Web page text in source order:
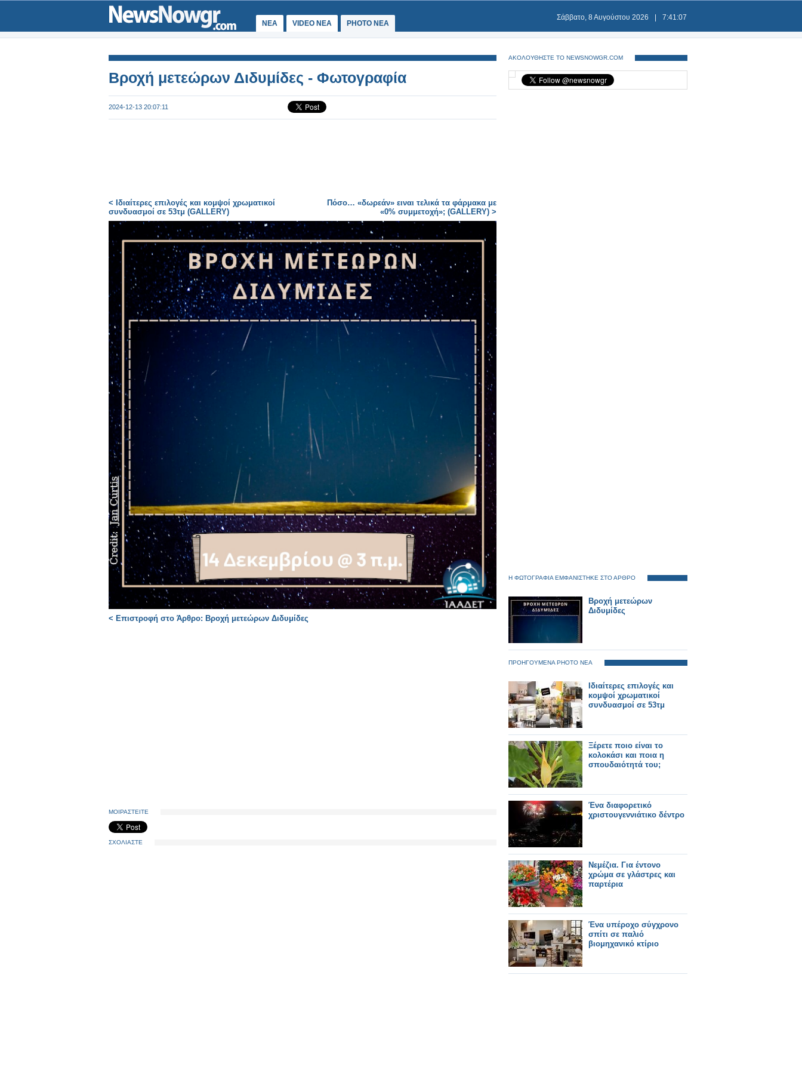
ΝΕΑ VIDEO NEA PHOTO NEA
Σάββατο, 8 Αυγούστου 2026 7:41:08
Βροχή μετεώρων Διδυμίδες - Φωτογραφία
2024-12-13 20:07:11
< Ιδιαίτερες επιλογές και κομψοί χρωματικοί
συνδυασμοί σε 53τμ (GALLERY)
Πόσο… «δωρεάν» ειναι τελικά τα φάρμακα με
«0% συμμετοχή»; (GALLERY) >
< Επιστροφή στο Άρθρο: Βροχή μετεώρων Διδυμίδες
ΜΟΙΡΑΣΤΕΙΤΕ
ΣΧΟΛΙΑΣΤΕ
ΑΚΟΛΟΥΘΗΣΤΕ ΤΟ NEWSNOWGR.COM
Η ΦΩΤΟΓΡΑΦΙΑ ΕΜΦΑΝΙΣΤΗΚΕ ΣΤΟ ΑΡΘΡΟ
Βροχή μετεώρων
Διδυμίδες
ΠΡΟΗΓΟΥΜΕΝΑ PHOTO ΝΕΑ
Ιδιαίτερες επιλογές και
κομψοί χρωματικοί
συνδυασμοί σε 53τμ
Ξέρετε ποιο είναι το
κολοκάσι και ποια η
σπουδαιότητά του;
Ένα διαφορετικό
χριστουγεννιάτικο δέντρο
Νεμέζια. Για έντονο
χρώμα σε γλάστρες και
παρτέρια
Ένα υπέροχο σύγχρονο
σπίτι σε παλιό
βιομηχανικό κτίριο